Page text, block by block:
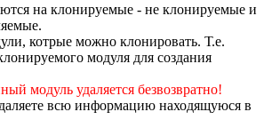
на клонируемые - не клонируемые и
котрые можно клонировать. Т.е.
модуля для создания
модуль удаляется безвозвратно!
всю информацию находящуюся в